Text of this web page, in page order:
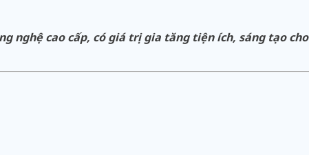
nghệ cao cấp, có giá trị gia tăng tiện ích, sáng tạo cho